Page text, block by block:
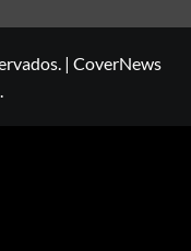
| CoverNews